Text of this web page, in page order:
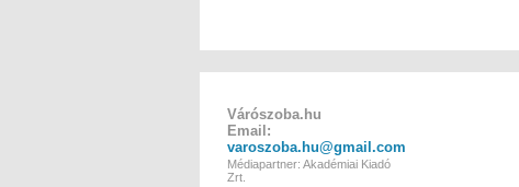
Várószoba.hu
Email:
varoszoba.hu@gmail.com
Médiapartner: Akadémiai Kiadó
Zrt.